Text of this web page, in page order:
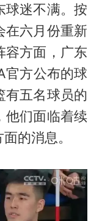
球迷不满。按
在六月份重新
容方面，广东
官方公布的球
有五名球员的
他们面临着续
的消息。